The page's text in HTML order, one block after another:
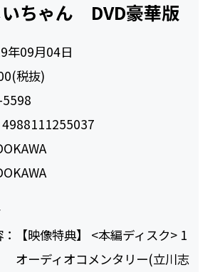
ちゃん DVD豪華版
年09月04日
税抜)
5598
4988111255037
【映像特典】 <本編ディスク> 1
オーディオコメンタリー(立川志